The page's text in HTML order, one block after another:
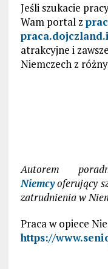
Jeśli szukacie
Wam portal z
atrakcyjne i
Niemczech z
Autorem
Niemcyoferujący
zatrudnienia w
Praca w opiece
https://